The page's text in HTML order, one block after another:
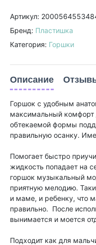
Артикул:
Бренд: Пластишка
Категория: Горшки
Описание
Горшок с удобным
максимальный
обтекаемой формы
правильную осанку.
Помогает быстро
жидкость попадает на
горшок музыкальный
приятную мелодию.
и маме, и ребенку, что
правильно. После
вынимается и моется
Подходит как для